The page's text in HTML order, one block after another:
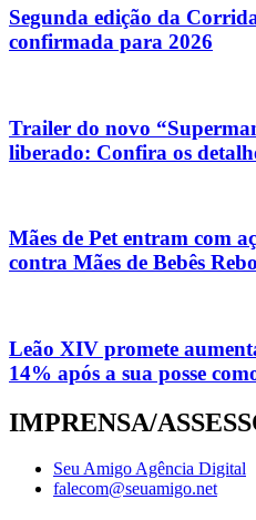
Segunda edição da
confirmada para 2026
Trailer do novo
liberado: Confira os
Mães de Pet entram com
contra Mães de Bebês
Leão XIV promete
14% após a sua posse
IMPRENSA/
Seu Amigo Agência Digital
falecom@seuamigo.net